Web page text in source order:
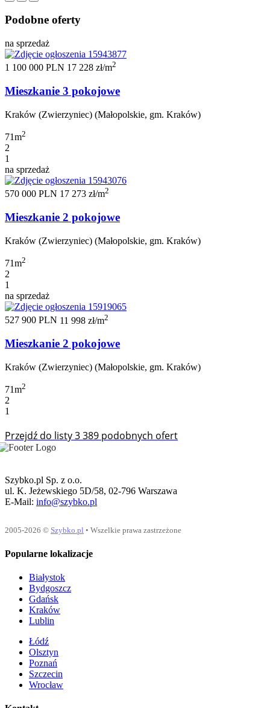
Podobne oferty
na sprzedaż
1 100 000 PLN 17 228 zł/m2
Mieszkanie 3 pokojowe
Kraków (Zwierzyniec) (Małopolskie, gm. Kraków)
71m2
2
1
na sprzedaż
570 000 PLN 17 273 zł/m2
Mieszkanie 2 pokojowe
Kraków (Zwierzyniec) (Małopolskie, gm. Kraków)
71m2
2
1
na sprzedaż
527 900 PLN 11 998 zł/m2
Mieszkanie 2 pokojowe
Kraków (Zwierzyniec) (Małopolskie, gm. Kraków)
71m2
2
1
Przejdź do listy 3 389 podobnych ofert
Szybko.pl Sp. z o.o.
ul. K. Jeżewskiego 5D/58, 02-796 Warszawa
E-Mail: info@szybko.pl
2005-2026 © Szybko.pl • Wszelkie prawa zastrzeżone
Popularne lokalizacje
Białystok
Bydgoszcz
Gdańsk
Kraków
Lublin
Łódź
Olsztyn
Poznań
Szczecin
Wrocław